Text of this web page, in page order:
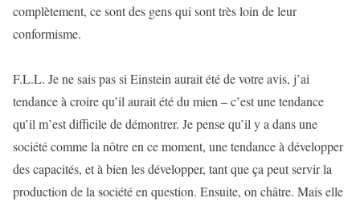
complètement, ce sont des gens qui sont très loin de leur
conformisme.
F.L.L. Je ne sais pas si Einstein aurait été de votre avis, j’ai
tendance à croire qu’il aurait été du mien – c’est une tendance
qu’il m’est difficile de démontrer. Je pense qu’il y a dans une
société comme la nôtre en ce moment, une tendance à développer
des capacités, et à bien les développer, tant que ça peut servir la
production de la société en question. Ensuite, on châtre. Mais elle